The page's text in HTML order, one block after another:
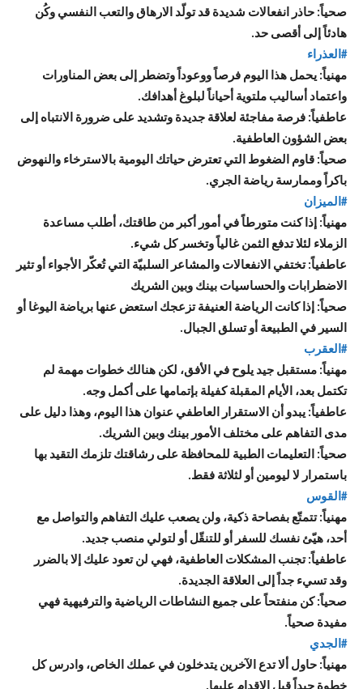
صحياً: حاذر انفعالات شديدة قد تولّد الارهاق والتعب النفسي وكُن
هادئاً إلى أقصى حد.
#العذراء
مهنياً: يحمل هذا اليوم فرصاً ووعوداً وتضطر إلى بعض المناورات
واعتماد أساليب ملتوية أحياناً لبلوغ أهدافك.
عاطفياً: فرصة مفاجئة لعلاقة جديدة وتشديد على ضرورة الانتباه إلى
بعض الشؤون العاطفية.
صحياً: قاوم الضغوط التي تعترض حياتك اليومية بالاسترخاء والنهوض
باكراً وممارسة رياضة الجري.
#الميزان
مهنياً: إذا كنت متورطاً في أمور أكبر من طاقتك، أطلب مساعدة
الزملاء لئلا تدفع الثمن غالياً وتخسر كل شيء.
عاطفياً: تختفي الانفعالات والمشاعر السلبيّة التي تُعكّر الأجواء أو تثير
الاضطرابات والحساسيات بينك وبين الشريك
صحياً: إذا كانت الرياضة العنيفة تزعجك استعض عنها برياضة اليوغا أو
السير في الطبيعة أو تسلق الجبال.
#العقرب
مهنياً: مستقبل جيد يلوح في الأفق، لكن هنالك خطوات مهمة لم
تكتمل بعد، الأيام المقبلة كفيلة بإتمامها على أكمل وجه.
عاطفياً: يبدو أن الاستقرار العاطفي عنوان هذا اليوم، وهذا دليل على
مدى التفاهم على مختلف الأمور بينك وبين الشريك.
صحياً: التعليمات الطبية للمحافظة على رشاقتك تلزمك التقيد بها
باستمرار لا ليومين أو لثلاثة فقط.
#القوس
مهنياً: تتمتّع بفصاحة ذكية، ولن يصعب عليك التفاهم والتواصل مع
أحد، هيّئ نفسك للسفر أو للتنقّل أو لتولي منصب جديد.
عاطفياً: تجنب المشكلات العاطفية، فهي لن تعود عليك إلا بالضرر
وقد تسيء جداً إلى العلاقة الجديدة.
صحياً: كن منفتحاً على جميع النشاطات الرياضية والترفيهية فهي
مفيدة صحياً.
#الجدي
مهنياً: حاول ألا تدع الآخرين يتدخلون في عملك الخاص، وادرس كل